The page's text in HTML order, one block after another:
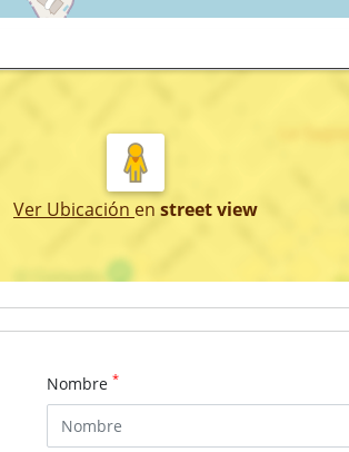
Ver Ubicación en street view
Nombre *